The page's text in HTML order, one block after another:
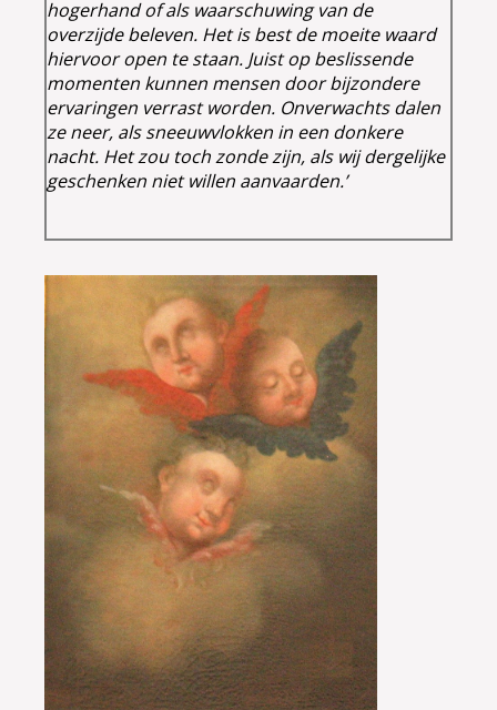
hogerhand of als waarschuwing van de
overzijde beleven. Het is best de moeite waard
hiervoor open te staan. Juist op beslissende
momenten kunnen mensen door bijzondere
ervaringen verrast worden. Onverwachts dalen
ze neer, als sneeuwvlokken in een donkere
nacht. Het zou toch zonde zijn, als wij dergelijke
geschenken niet willen aanvaarden.’